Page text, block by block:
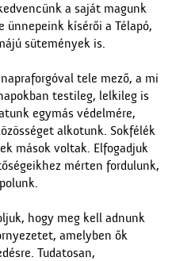
a saját magunk
kísérői a Télapó,
sütemények is.
tele mező, a mi
testileg, lelkileg is
egymás védelmére,
alkotunk. Sokfélék
mások voltak. Elfogadjuk
mérten fordulunk,
hogy meg kell adnunk
amelyben ők
Tudatosan,